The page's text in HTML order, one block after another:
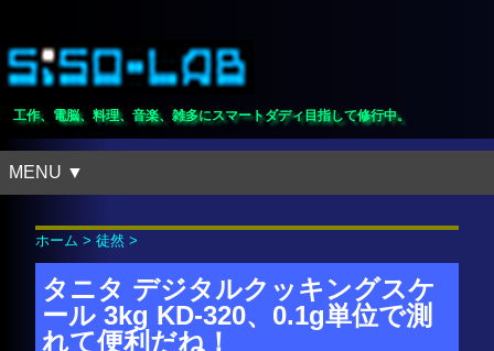
工作、電脳、料理、音楽、雑多にスマートダディ目指して修行中。
MENU ▼
ホーム >徒然 >
タニタ デジタルクッキングスケ
ール 3kg KD-320、0.1g単位で測
れて便利だね！